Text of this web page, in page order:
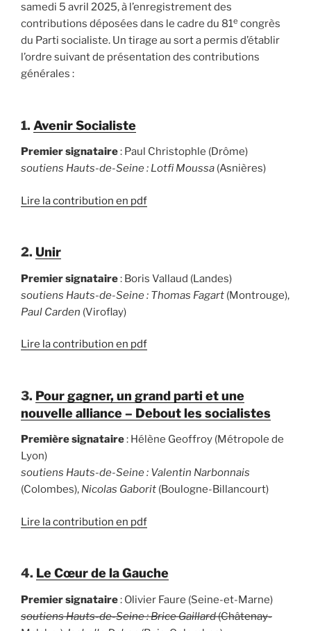
samedi 5 avril 2025, à l’enregistrement des
contributions déposées dans le cadre du 81e congrès
du Parti socialiste. Un tirage au sort a permis d’établir
l’ordre suivant de présentation des contributions
générales :
1. Avenir Socialiste
Premier signataire: Paul Christophle (Drôme)
soutiens Hauts-de-Seine : Lotfi Moussa (Asnières)
Lire la contribution en pdf
2. Unir
Premier signataire: Boris Vallaud (Landes)
soutiens Hauts-de-Seine : Thomas Fagart (Montrouge),
Paul Carden (Viroflay)
Lire la contribution en pdf
3. Pour gagner, un grand parti et une
nouvelle alliance – Debout les socialistes
Première signataire: Hélène Geoffroy (Métropole de
Lyon)
soutiens Hauts-de-Seine : Valentin Narbonnais
(Colombes), Nicolas Gaborit (Boulogne-Billancourt)
Lire la contribution en pdf
4. Le Cœur de la Gauche
Premier signataire: Olivier Faure (Seine-et-Marne)
soutiens Hauts-de-Seine : Brice Gaillard(Châtenay-